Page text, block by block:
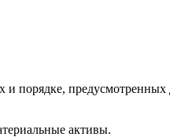
и порядке,
активы.